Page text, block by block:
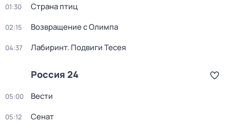
01:30 Страна птиц
02:15 Возвращение с Олимпа
04:37 Лабиринт. Подвиги Тесея
Россия 24
05:00 Вести
05:12 Сенат